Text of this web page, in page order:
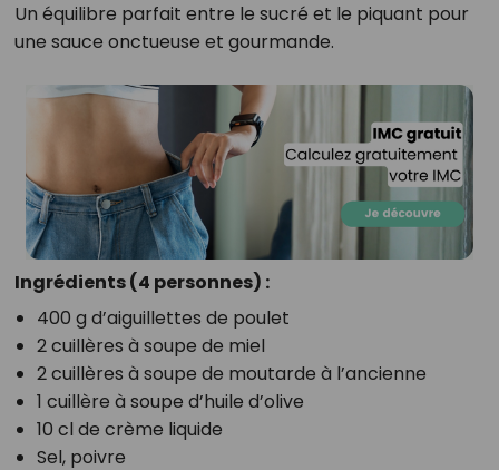
Un équilibre parfait entre le sucré et le piquant pour
une sauce onctueuse et gourmande.
Ingrédients (4 personnes) :
400 g d’aiguillettes de poulet
2 cuillères à soupe de miel
2 cuillères à soupe de moutarde à l’ancienne
1 cuillère à soupe d’huile d’olive
10 cl de crème liquide
Sel, poivre